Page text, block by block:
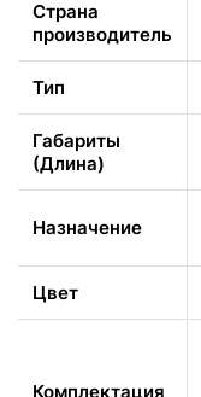
Страна
производитель
Тип
Габариты
(Длина)
Назначение
Цвет
Комплектация